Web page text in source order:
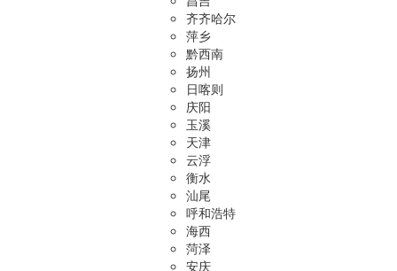
齐齐哈尔
萍乡
黔西南
扬州
日喀则
庆阳
玉溪
天津
云浮
衡水
汕尾
呼和浩特
海西
菏泽
安庆